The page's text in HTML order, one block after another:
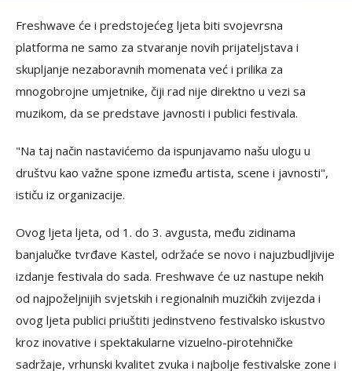
Freshwave će i predstojećeg ljeta biti svojevrsna
platforma ne samo za stvaranje novih prijateljstava i
skupljanje nezaboravnih momenata već i prilika za
mnogobrojne umjetnike, čiji rad nije direktno u vezi sa
muzikom, da se predstave javnosti i publici festivala.
"Na taj način nastavićemo da ispunjavamo našu ulogu u
društvu kao važne spone između artista, scene i javnosti",
ističu iz organizacije.
Ovog ljeta ljeta, od 1. do 3. avgusta, među zidinama
banjalučke tvrđave Kastel, održaće se novo i najuzbudljivije
izdanje festivala do sada. Freshwave će uz nastupe nekih
od najpoželjnijih svjetskih i regionalnih muzičkih zvijezda i
ovog ljeta publici priuštiti jedinstveno festivalsko iskustvo
kroz inovative i spektakularne vizuelno-pirotehničke
sadržaje, vrhunski kvalitet zvuka i najbolje festivalske zone i